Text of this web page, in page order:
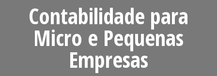
Contabilidade para
Micro e Pequenas
Empresas